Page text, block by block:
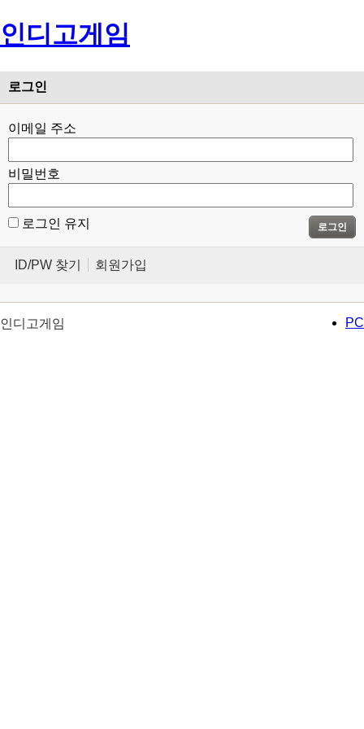
인디고게임
로그인
이메일 주소
비밀번호
로그인 유지 로그인
ID/PW 찾기 회원가입
PC
인디고게임